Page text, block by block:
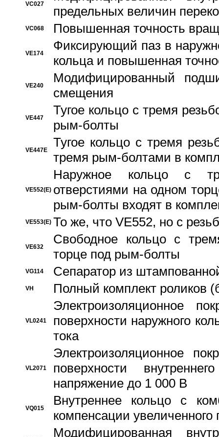
VC027
предельных величин
VC068 Повышенная точность
VE174
Фиксирующий паз в
кольца и повышенная
VE240
Модифицированный
смещения
VE447
Тугое кольцо с тремя
рым-болты
VE447E
Тугое кольцо с тремя
тремя рым-болтами в
VE552(E)
Наружное кольцо с
отверстиями на одном
рым-болты входят в
VE553(E) То же, что VE552, но с
VE632
Свободное кольцо с
торце под рым-болты
VG114 Сепаратор из
VH Полный комплект роликов
VL0241
Электроизоляционное
поверхности наружного
тока
VL2071
Электроизоляционное
поверхности
напряжение до 1 000 В
VQ015
Bнутреннее кольцо с
компенсации увеличенного
Модифицированная